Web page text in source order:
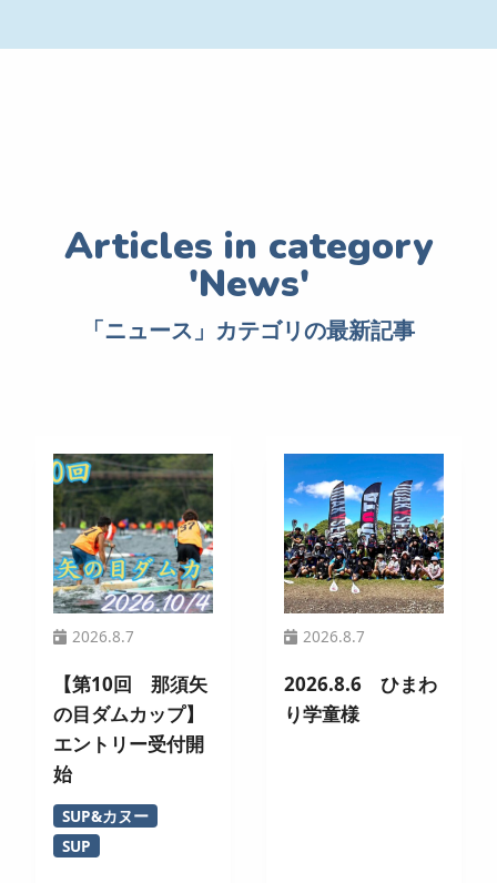
「ニュース」カテゴリの最新記事
2026.8.7
【第10回 那須矢
の目ダムカップ】
エントリー受付開
始
SUP&カヌー
SUP
2026.8.7
2026.8.6 ひまわ
り学童様